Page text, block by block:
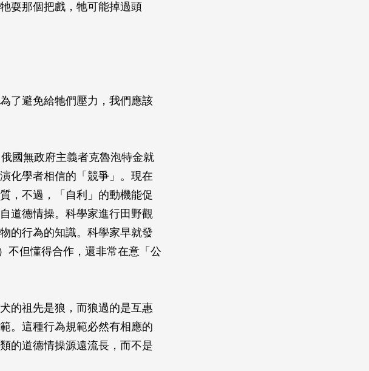
耍那個把戲，牠可能掉過頭
了避免給牠們壓力，我們應該
國無政府主義者克魯泡特金就
化學者相信的「競爭」。現在
，不過，「自利」的動機能促
道德情操。科學家進行田野觀
的行為的知識。科學家早就發
不但懂得合作，還非常在意「公
的祖先是狼，而狼過的是互惠
。這種行為規範必然有相應的
的道德情操源遠流長，而不是